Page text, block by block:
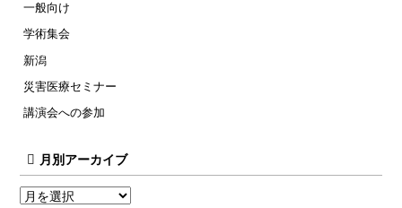
一般向け
学術集会
新潟
災害医療セミナー
講演会への参加
月別アーカイブ